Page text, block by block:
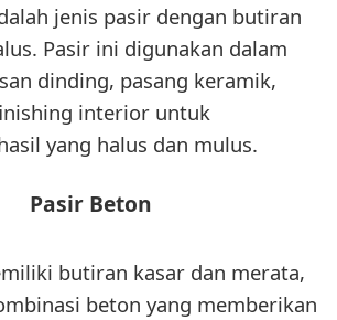
jenis pasir dengan butiran
Pasir ini digunakan dalam
dinding, pasang keramik,
interior untuk
yang halus dan mulus.
Pasir Beton
butiran kasar dan merata,
beton yang memberikan